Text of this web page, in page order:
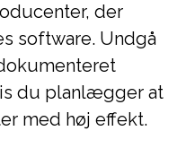
der
software. Undgå
du planlægger at
med høj effekt.